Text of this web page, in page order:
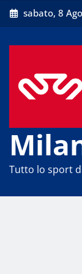
Skip
to
sabato, 8
Tutto lo sport